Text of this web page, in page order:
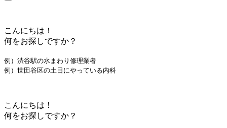
こんにちは！
何をお探しですか？
例）渋谷駅の水まわり修理業者
例）世田谷区の土日にやっている内科
こんにちは！
何をお探しですか？